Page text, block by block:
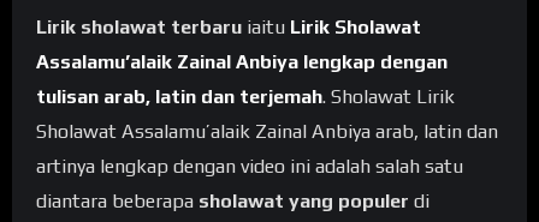
Lirik sholawat terbaru iaitu Lirik Sholawat
Assalamu’alaik Zainal Anbiya lengkap dengan
tulisan arab, latin dan terjemah. Sholawat Lirik
Sholawat Assalamu’alaik Zainal Anbiya arab, latin dan
artinya lengkap dengan video ini adalah salah satu
diantara beberapa sholawat yang populer di